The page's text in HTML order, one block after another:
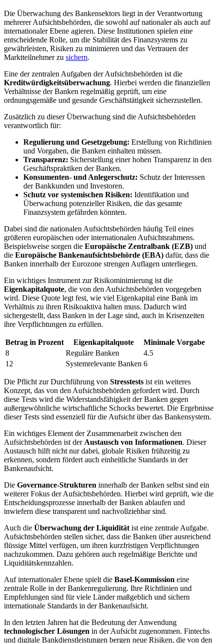
Die Überwachung des Bankensektors liegt in der Verantwortung
mehrerer Aufsichtsbehörden, die sowohl auf nationaler als auch auf
internationaler Ebene agieren. ‍Diese Institutionen spielen eine​
entscheidende Rolle, um die⁢ Stabilität des Finanzsystems zu
gewährleisten, Risiken⁣ zu minimieren⁤ und das Vertrauen der
Marktteilnehmer zu sichern.
Eine der zentralen Aufgaben ⁢der Aufsichtsbehörden ist die ‌
Kreditwürdigkeitsüberwachung. Hierbei werden die finanziellen
Verhältnisse der Banken regelmäßig geprüft, um eine
ordnungsgemäße und gesunde ​Geschäftstätigkeit sicherzustellen.
Zusätzlich zu dieser Überwachung‍ sind die Aufsichtsbehörden
verantwortlich für:
Regulierung und Gesetzgebung: Erstellung von Richtlinien
und Vorgaben, die Banken⁤ einhalten ⁤müssen.
Transparenz: ‍Sicherstellung einer ‍hohen​ Transparenz in​ den
Geschäftspraktiken der Banken.
Konsumenten- und Anlegerschutz: Schutz der Interessen
der ​Bankkunden und Investoren.
Schutz vor systemischen Risiken: ​Identifikation und
Überwachung potenzieller Risiken, die‍ das gesamte
Finanzsystem gefährden könnten.
Dabei sind die nationalen Aufsichtsbehörden häufig Teil eines⁢
größeren‌ europäischen oder internationalen Aufsichtsrahmens.
Beispielsweise sorgen die Europäische Zentralbank (EZB) und
die Europäische Bankenaufsichtsbehörde (EBA) dafür, dass die
Banken innerhalb der Eurozone ⁢strengen Auflagen unterliegen.
Ein wichtiges Instrument ‌zur Risikominimierung ist die
Eigenkapitalquote, die ⁣von den Aufsichtsbehörden vorgegeben
wird. Diese Quote legt fest, wie viel​ Eigenkapital ​eine ​Bank ‌im⁢
Verhältnis zu ihren ⁣Risikoaktiva halten muss. Dadurch‍ wird
sichergestellt, dass Banken in ⁢der Lage sind, auch in Krisenzeiten
ihre Verpflichtungen zu erfüllen.
Betrag in⁢ Prozent Eigenkapitalquote
Minimale Vorgabe
8
Reguläre Banken
4.5
12
Systemrelevante⁣ Banken 6
Die Pflicht zur Durchführung von Stresstests ist ein weiteres
Konzept, das von den Aufsichtsbehörden gefordert wird. Durch
diese⁤ Tests wird ‍die Widerstandsfähigkeit der ⁣Banken gegen
außergewöhnliche wirtschaftliche Schocks ‍bewertet. Die Ergebnisse​
dieser ‍Tests sind essenziell für ⁢die Aufsicht über das Bankensystem.
Ein wichtiges Element der Zusammenarbeit zwischen den
Aufsichtsbehörden ⁣ist der‌ Austausch⁣ von ⁤Informationen. Dieser
Austausch hilft nicht nur‍ dabei, globale Risiken ​frühzeitig ‍zu
erkennen, sondern fördert auch einheitliche Standards​ in der
Bankenaufsicht.
Die Governance-Strukturen innerhalb der Banken selbst sind ein
weiterer Fokus⁣ der Aufsichtsbehörden. Hierbei wird geprüft, wie die
Entscheidungsprozesse ⁤innerhalb ⁢der Banken ablaufen und
inwiefern⁣ diese transparent und ⁣nachvollziehbar sind.
Auch die Überwachung⁢ der Liquidität ist‍ eine zentrale ‍Aufgabe.
Aufsichtsbehörden stellen sicher,⁢ dass die Banken über ausreichend
flüssige Mittel verfügen, um ihren kurzfristigen Verpflichtungen
nachzukommen. Dazu gehören auch regelmäßige Berichte und
Liquiditätskennzahlen.
Auf internationaler Ebene spielt die Basel-Kommission eine
zentrale Rolle⁣ in‌ der Bankenregulierung. Ihre ⁢Richtlinien und
Empfehlungen sind für viele Länder maßgeblich und sichern
internationale Standards ⁢in der Bankenaufsicht.
In den letzten Jahren hat die Bedeutung der Anwendung ⁤
technologischer Lösungen ⁣in der Aufsicht ​zugenommen. Fintechs
und‍ digitale Bankdienstleistungen bergen neue Risiken, die von den